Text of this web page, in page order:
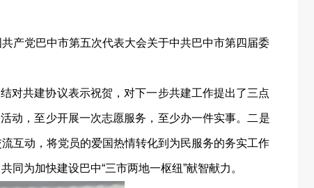
产党巴中市第五次代表大会关于中共巴中市第四届委
对共建协议表示祝贺，对下一步共建工作提出了三点
动，至少开展一次志愿服务，至少办一件实事。二是
互动，将党员的爱国热情转化到为民服务的务实工作
为加快建设巴中“三市两地一枢纽”献智献力。